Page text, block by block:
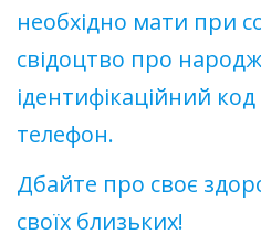
необхідно мати при
свідоцтво про
ідентифікаційний
телефон.
Дбайте про своє
своїх близьких!